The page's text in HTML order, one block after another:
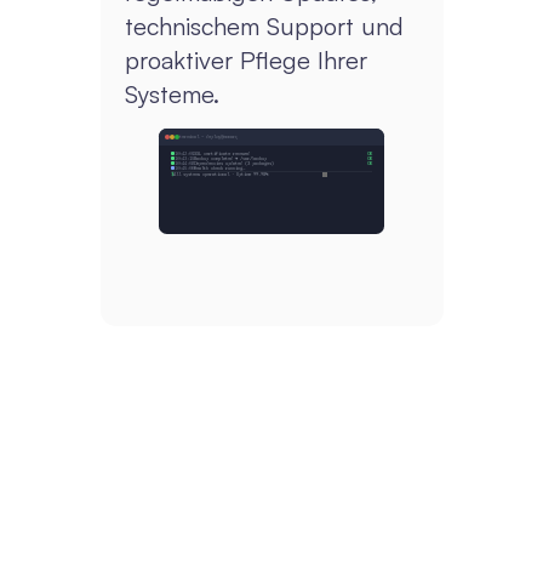
technischem Support und
proaktiver Pflege Ihrer
Systeme.
terminal - deploy@monarq
10:42:01SSL certificate renewed
OK
10:43:15Backup completed → /var/backup
OK
10:44:02Dependencies updated (3 packages)
OK
10:45:00Health check running…
$All systems operational · Uptime 99.98%